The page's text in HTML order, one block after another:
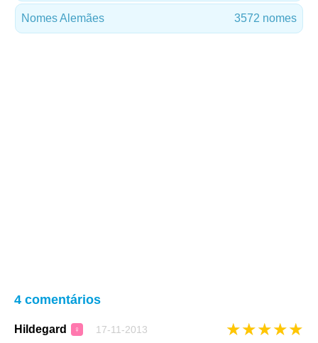
Nomes Alemães 3572 nomes
4 comentários
Hildegard ♀ 17-11-2013 ★★★★★